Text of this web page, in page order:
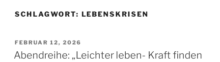
SCHLAGWORT: LEBENSKRISEN
VERÖFFENTLICHT
AM
FEBRUAR 12, 2026
Abendreihe: „Leichter leben- Kraft finden